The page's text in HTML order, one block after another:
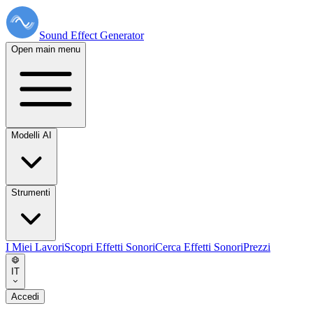
Sound Effect Generator
Open main menu
Modelli AI
Strumenti
I Miei LavoriScopri Effetti SonoriCerca Effetti SonoriPrezzi
IT
Accedi